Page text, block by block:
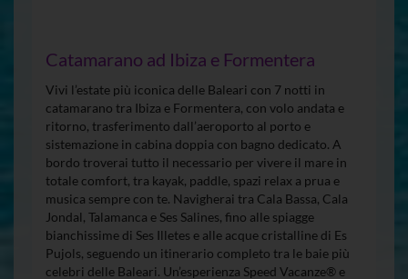
Catamarano ad Ibiza e Formentera
Vivi l’estate più iconica delle Baleari con 7 notti in
catamarano tra Ibiza e Formentera, con volo andata e
ritorno, trasferimento dall’aeroporto al porto e
sistemazione in cabina doppia con bagno dedicato. A
bordo troverai tutto il necessario per vivere il mare in
totale comfort, tra kayak, paddle, spazi relax a prua e
musica sempre con te. Navigherai tra Cala Bassa, Cala
Jondal, Talamanca e Ses Salines, fino alle spiagge
bianchissime di Ses Illetes e alle acque cristalline di Es
Pujols, seguendo un itinerario completo tra le baie più
celebri delle Baleari. Un’esperienza Speed Vacanze® e